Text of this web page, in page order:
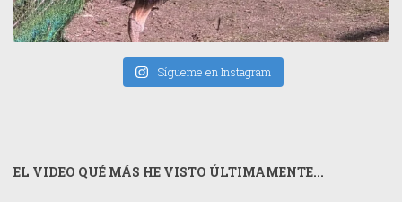
Sígueme en Instagram
EL VIDEO QUÉ MÁS HE VISTO ÚLTIMAMENTE...